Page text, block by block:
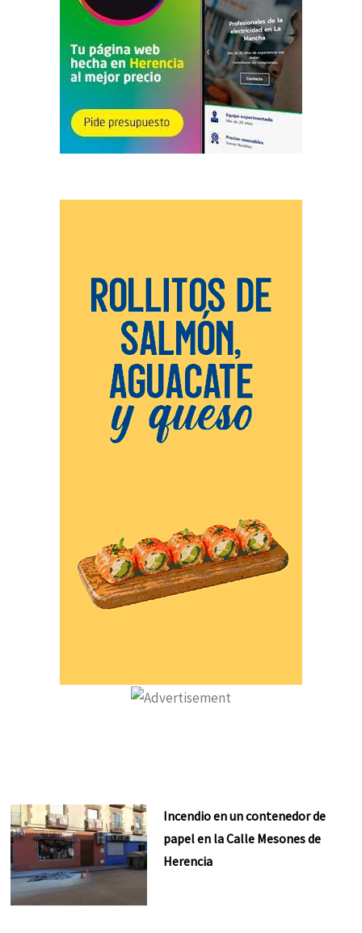
Incendio en un contenedor de
papel en la Calle Mesones de
Herencia